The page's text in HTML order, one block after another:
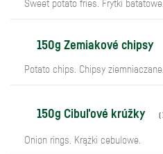
Sweet potato fries. Frytki batatowe.
150g Zemiakové chipsy
Potato chips. Chipsy ziemniaczane.
150g Cibuľové krúžky (
Onion rings. Krążki cebulowe.